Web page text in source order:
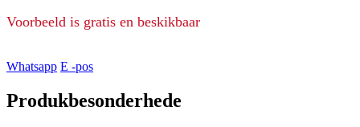
Voorbeeld is gratis en beskikbaar
Whatsapp E -pos
Produkbesonderhede